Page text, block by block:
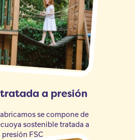
a presión
se compone de
sostenible tratada a
presión FSC